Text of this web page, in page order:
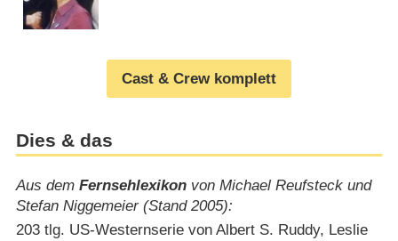
Cast & Crew komplett
Dies & das
Aus dem Fernsehlexikonvon Michael Reufsteck und
Stefan Niggemeier (Stand 2005):
203 tlg. US-Westernserie von Albert S. Ruddy, Leslie